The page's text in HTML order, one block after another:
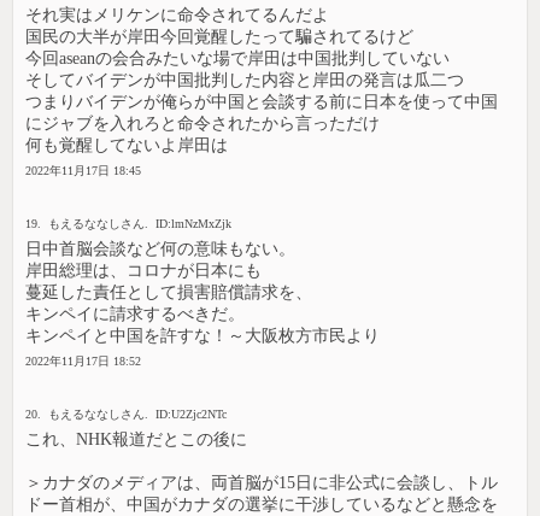
それ実はメリケンに命令されてるんだよ
国民の大半が岸田今回覚醒したって騙されてるけど
今回aseanの会合みたいな場で岸田は中国批判していない
そしてバイデンが中国批判した内容と岸田の発言は瓜二つ
つまりバイデンが俺らが中国と会談する前に日本を使って中国
にジャブを入れろと命令されたから言っただけ
何も覚醒してないよ岸田は
2022年11月17日 18:45
19. もえるななしさん. ID:lmNzMxZjk
日中首脳会談など何の意味もない。
岸田総理は、コロナが日本にも
蔓延した責任として損害賠償請求を、
キンペイに請求するべきだ。
キンペイと中国を許すな！～大阪枚方市民より
2022年11月17日 18:52
20. もえるななしさん. ID:U2Zjc2NTc
これ、NHK報道だとこの後に
＞カナダのメディアは、両首脳が15日に非公式に会談し、トル
ドー首相が、中国がカナダの選挙に干渉しているなどと懸念を